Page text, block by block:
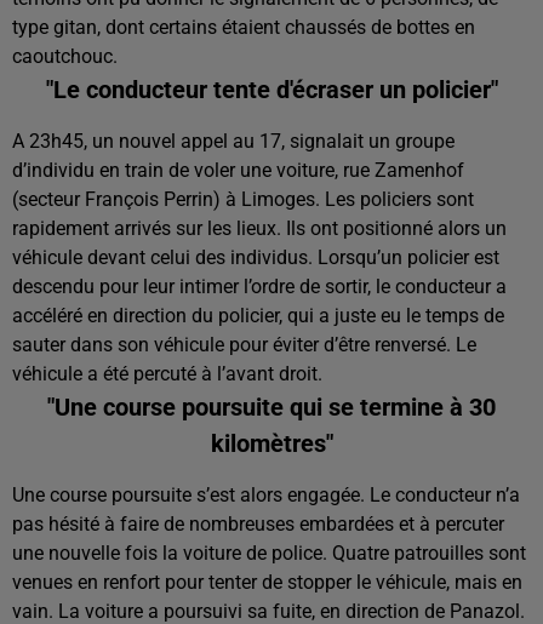
type gitan, dont certains étaient chaussés de bottes en
caoutchouc.
"Le conducteur tente d'écraser un policier"
A 23h45, un nouvel appel au 17, signalait un groupe
d’individu en train de voler une voiture, rue Zamenhof
(secteur François Perrin) à Limoges. Les policiers sont
rapidement arrivés sur les lieux. Ils ont positionné alors un
véhicule devant celui des individus. Lorsqu’un policier est
descendu pour leur intimer l’ordre de sortir, le conducteur a
accéléré en direction du policier, qui a juste eu le temps de
sauter dans son véhicule pour éviter d’être renversé. Le
véhicule a été percuté à l’avant droit.
"Une course poursuite qui se termine à 30
kilomètres"
Une course poursuite s’est alors engagée. Le conducteur n’a
pas hésité à faire de nombreuses embardées et à percuter
une nouvelle fois la voiture de police. Quatre patrouilles sont
venues en renfort pour tenter de stopper le véhicule, mais en
vain. La voiture a poursuivi sa fuite, en direction de Panazol.